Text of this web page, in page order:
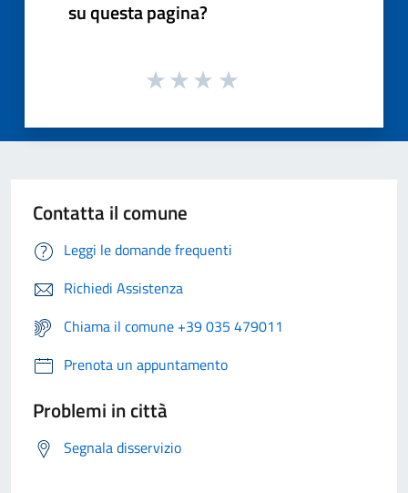
su questa pagina?
Contatta il comune
Leggi le domande frequenti
Richiedi Assistenza
Chiama il comune +39 035 479011
Prenota un appuntamento
Problemi in città
Segnala disservizio